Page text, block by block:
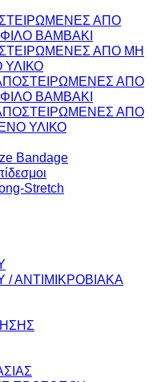
ΑΠΟ
ΒΑΜΒΑΚΙ
ΑΠΟ ΜΗ
ΑΠΟ
ΒΑΜΒΑΚΙ
ΑΠΟ
ΥΛΙΚΟ
Bandage
Stretch
/ ΑΝΤΙΜΙΚΡΟΒΙΑΚΑ